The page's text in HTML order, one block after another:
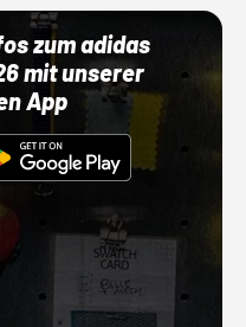
zum adidas
mit unserer
App